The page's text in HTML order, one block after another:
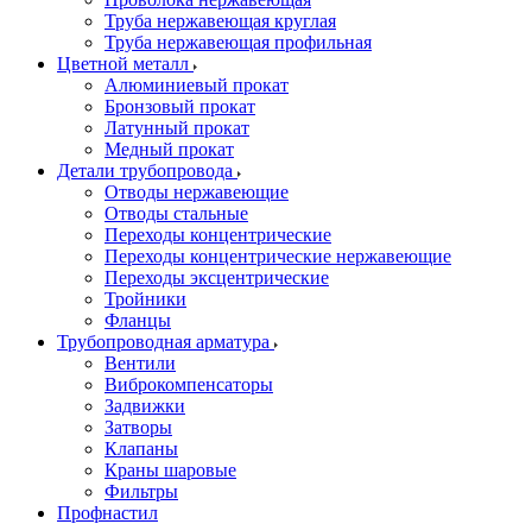
Труба нержавеющая круглая
Труба нержавеющая профильная
Цветной металл
Алюминиевый прокат
Бронзовый прокат
Латунный прокат
Медный прокат
Детали трубопровода
Отводы нержавеющие
Отводы стальные
Переходы концентрические
Переходы концентрические нержавеющие
Переходы эксцентрические
Тройники
Фланцы
Трубопроводная арматура
Вентили
Виброкомпенсаторы
Задвижки
Затворы
Клапаны
Краны шаровые
Фильтры
Профнастил